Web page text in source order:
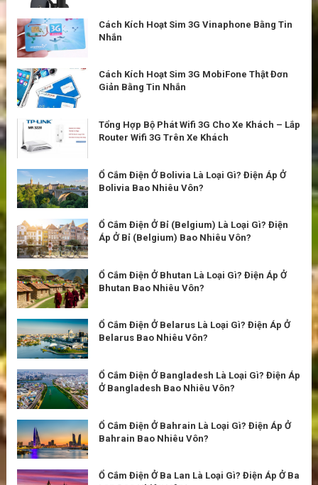
Cách Kích Hoạt Sim 3G Vinaphone Bằng Tin
Nhắn
Cách Kích Hoạt Sim 3G MobiFone Thật Đơn
Giản Bằng Tin Nhắn
Tổng Hợp Bộ Phát Wifi 3G Cho Xe Khách – Lắp
Router Wifi 3G Trên Xe Khách
Ổ Cắm Điện Ở Bolivia Là Loại Gì? Điện Áp Ở
Bolivia Bao Nhiêu Vôn?
Ổ Cắm Điện Ở Bỉ (Belgium) Là Loại Gì? Điện
Áp Ở Bỉ (Belgium) Bao Nhiêu Vôn?
Ổ Cắm Điện Ở Bhutan Là Loại Gì? Điện Áp Ở
Bhutan Bao Nhiêu Vôn?
Ổ Cắm Điện Ở Belarus Là Loại Gì? Điện Áp Ở
Belarus Bao Nhiêu Vôn?
Ổ Cắm Điện Ở Bangladesh Là Loại Gì? Điện Áp
Ở Bangladesh Bao Nhiêu Vôn?
Ổ Cắm Điện Ở Bahrain Là Loại Gì? Điện Áp Ở
Bahrain Bao Nhiêu Vôn?
Ổ Cắm Điện Ở Ba Lan Là Loại Gì? Điện Áp Ở Ba